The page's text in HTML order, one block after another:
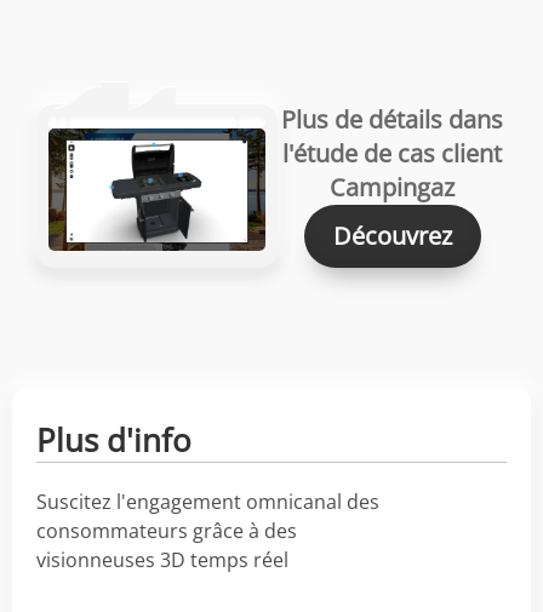
Plus de détails dans
l'étude de cas client
Campingaz
Découvrez
Plus d'info
Suscitez l'engagement omnicanal des
consommateurs grâce à des
visionneuses 3D temps réel